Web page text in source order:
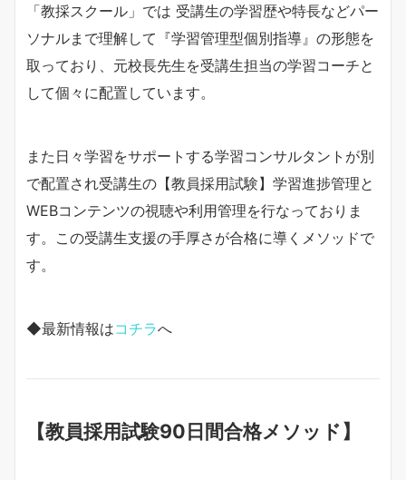
「教採スクール」では 受講生の学習歴や特長などパー
ソナルまで理解して『学習管理型個別指導』の形態を
取っており、元校長先生を受講生担当の学習コーチと
して個々に配置しています。
また日々学習をサポートする学習コンサルタントが別
で配置され受講生の【教員採用試験】学習進捗管理と
WEBコンテンツの視聴や利用管理を行なっておりま
す。この受講生支援の手厚さが合格に導くメソッドで
す。
◆最新情報はコチラへ
【教員採用試験90日間合格メソッド】